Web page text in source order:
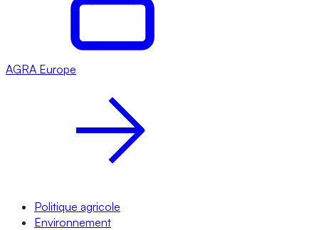
AGRA Europe
Politique agricole
Environnement